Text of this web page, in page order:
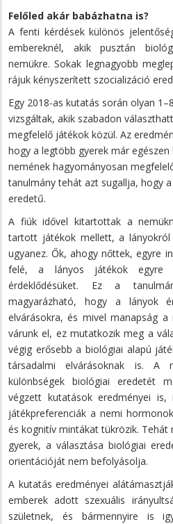
Felőled akár babázhatna is?
A fenti kérdések különös
embereknél, akik pusztán
nemükre. Sokak legnagyobb
rájuk kényszerített szocializáció
Egy 2018-as kutatás során olyan
vizsgáltak, akik szabadon
megfelelő játékok közül. Az
hogy a legtöbb gyerek már
nemének hagyományosan
tanulmány tehát azt sugallja, hogy
eredetű.
A fiúk idővel kitartottak a
tartott játékok mellett, a
ugyanez. Ők, ahogy nőttek, egyre
felé, a lányos játékok egyre
érdeklődésüket. Ez a
magyarázható, hogy a lányok
elvárásokra, és mivel manapság
várunk el, ez mutatkozik meg a
végig erősebb a biológiai alapú
társadalmi elvárásoknak is. A
különbségek biológiai eredetét
végzett kutatások eredményei
játékpreferenciák a nemi
és kognitív mintákat tükrözik. Tehát
gyerek, a választása biológiai
orientációját nem befolyásolja.
A kutatás eredményei
emberek adott szexuális
születnek, és bármennyire is